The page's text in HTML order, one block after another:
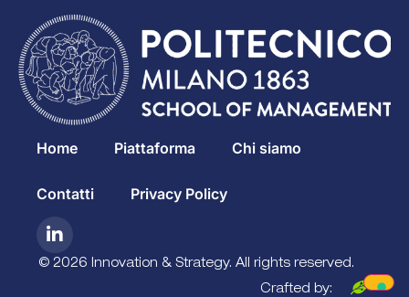
Home Piattaforma Chi siamo
Contatti Privacy Policy
© 2026 Innovation & Strategy. All rights reserved.
Crafted by: